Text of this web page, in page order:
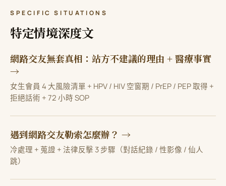
SPECIFIC SITUATIONS
特定情境深度文
網路交友無套真相：站方不建議的理由 + 醫療事實
→
女生會員 4 大風險清單 + HPV / HIV 空窗期 / PrEP / PEP 取得 +
拒絕話術 + 72 小時 SOP
遇到網路交友勒索怎麼辦？ →
冷處理 + 蒐證 + 法律反擊 3 步驟（對話紀錄 / 性影像 / 仙人
跳）